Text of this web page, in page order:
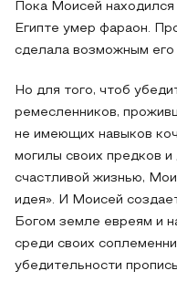
Пока Моисей
Египте умер фараон.
сделала возможным его
Но для того, чтоб
ремесленников,
не имеющих навыков
могилы своих предков и
счастливой жизнью,
идея». И Моисей
Богом земле евреям и
среди своих
убедительности